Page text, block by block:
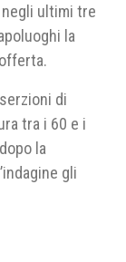
ultimi tre
la
di
tra i 60 e i
la
gli